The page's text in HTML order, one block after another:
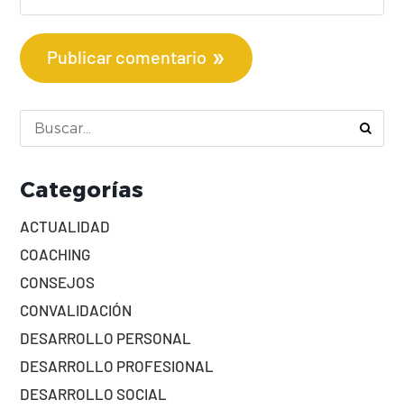
Publicar comentario
Categorías
ACTUALIDAD
COACHING
CONSEJOS
CONVALIDACIÓN
DESARROLLO PERSONAL
DESARROLLO PROFESIONAL
DESARROLLO SOCIAL